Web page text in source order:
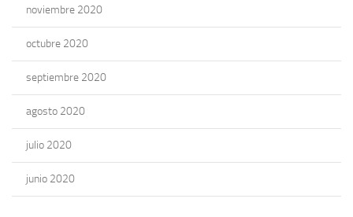
noviembre 2020
octubre 2020
septiembre 2020
agosto 2020
julio 2020
junio 2020